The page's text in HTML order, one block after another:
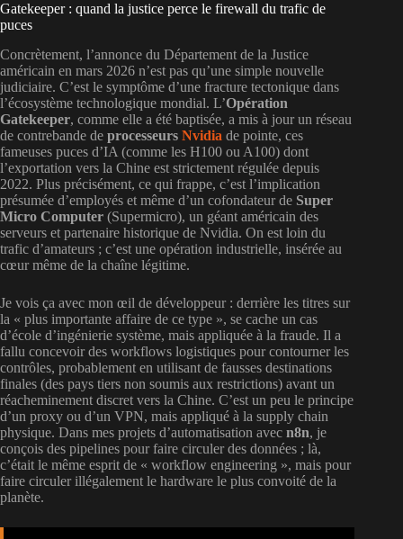
Gatekeeper : quand la justice perce le firewall du trafic de
puces
Concrètement, l’annonce du Département de la Justice
américain en mars 2026 n’est pas qu’une simple nouvelle
judiciaire. C’est le symptôme d’une fracture tectonique dans
l’écosystème technologique mondial. L’Opération
Gatekeeper, comme elle a été baptisée, a mis à jour un réseau
de contrebande de processeurs Nvidia de pointe, ces
fameuses puces d’IA (comme les H100 ou A100) dont
l’exportation vers la Chine est strictement régulée depuis
2022. Plus précisément, ce qui frappe, c’est l’implication
présumée d’employés et même d’un cofondateur de Super
Micro Computer (Supermicro), un géant américain des
serveurs et partenaire historique de Nvidia. On est loin du
trafic d’amateurs ; c’est une opération industrielle, insérée au
cœur même de la chaîne légitime.
Je vois ça avec mon œil de développeur : derrière les titres sur
la « plus importante affaire de ce type », se cache un cas
d’école d’ingénierie système, mais appliquée à la fraude. Il a
fallu concevoir des workflows logistiques pour contourner les
contrôles, probablement en utilisant de fausses destinations
finales (des pays tiers non soumis aux restrictions) avant un
réacheminement discret vers la Chine. C’est un peu le principe
d’un proxy ou d’un VPN, mais appliqué à la supply chain
physique. Dans mes projets d’automatisation avec n8n, je
conçois des pipelines pour faire circuler des données ; là,
c’était le même esprit de « workflow engineering », mais pour
faire circuler illégalement le hardware le plus convoité de la
planète.